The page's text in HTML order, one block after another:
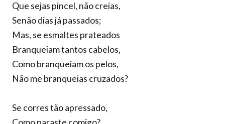
Que sejas pincel, não creias,
Senão dias já passados;
Mas, se esmaltes prateados
Branqueiam tantos cabelos,
Como branqueiam os pelos,
Não me branqueias cruzados?
Se corres tão apressado,